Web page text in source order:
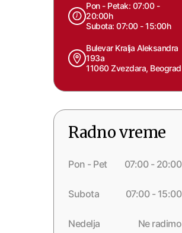
Pon - Petak: 07:00 -
20:00h
Subota: 07:00 - 15:00h
Bulevar Kralja Aleksandra
193a
11060 Zvezdara, Beograd
Radno vreme
Pon - Pet 07:00 - 20:00
Subota 07:00 - 15:00
Nedelja Ne radimo